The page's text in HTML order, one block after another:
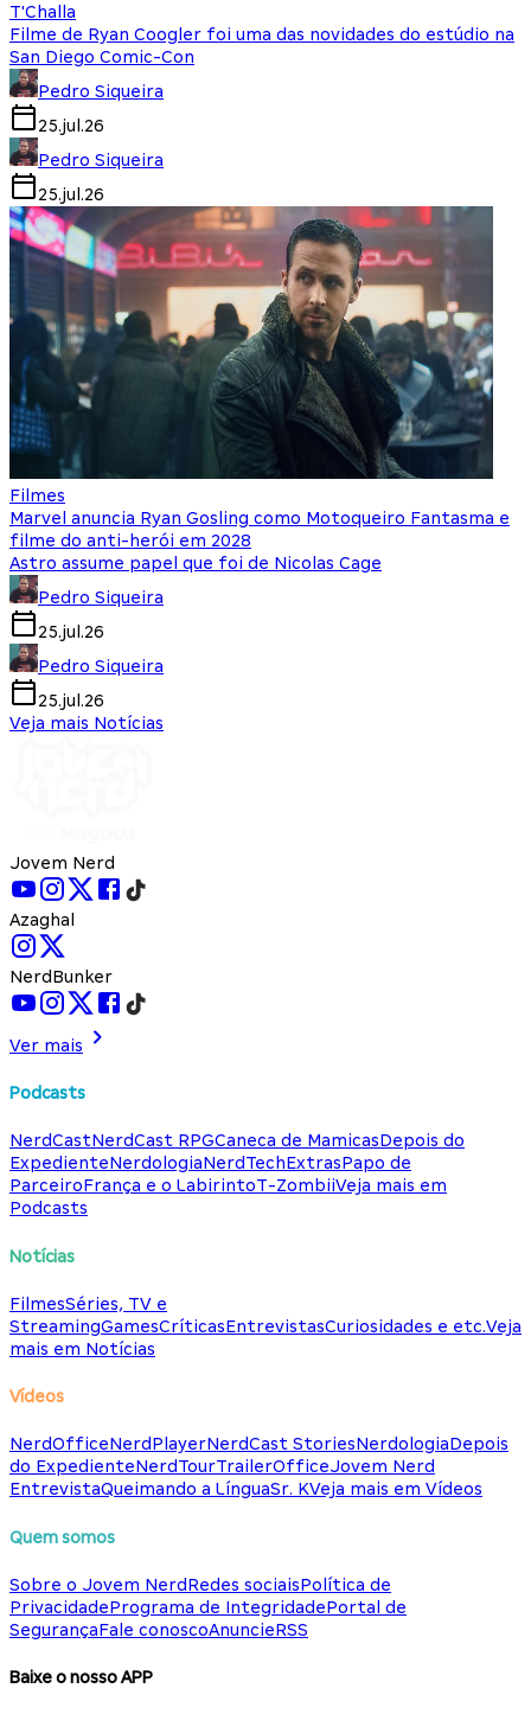
T'Challa
Filme de Ryan Coogler foi uma das novidades do estúdio na
San Diego Comic-Con
Pedro Siqueira
25.jul.26
Pedro Siqueira
25.jul.26
Filmes
Marvel anuncia Ryan Gosling como Motoqueiro Fantasma e
filme do anti-herói em 2028
Astro assume papel que foi de Nicolas Cage
Pedro Siqueira
25.jul.26
Pedro Siqueira
25.jul.26
Veja mais Notícias
Jovem Nerd
Azaghal
NerdBunker
Ver mais
Podcasts
NerdCastNerdCast RPGCaneca de MamicasDepois do
ExpedienteNerdologiaNerdTechExtrasPapo de
ParceiroFrança e o LabirintoT-ZombiiVeja mais em
Podcasts
Notícias
FilmesSéries, TV e
StreamingGamesCríticasEntrevistasCuriosidades e etc.Veja
mais em Notícias
Vídeos
NerdOfficeNerdPlayerNerdCast StoriesNerdologiaDepois
do ExpedienteNerdTourTrailerOfficeJovem Nerd
EntrevistaQueimando a LínguaSr. KVeja mais em Vídeos
Quem somos
Sobre o Jovem NerdRedes sociaisPolítica de
PrivacidadePrograma de IntegridadePortal de
SegurançaFale conoscoAnuncieRSS
Baixe o nosso APP